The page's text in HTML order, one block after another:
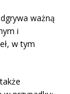
ważną
i
w tym